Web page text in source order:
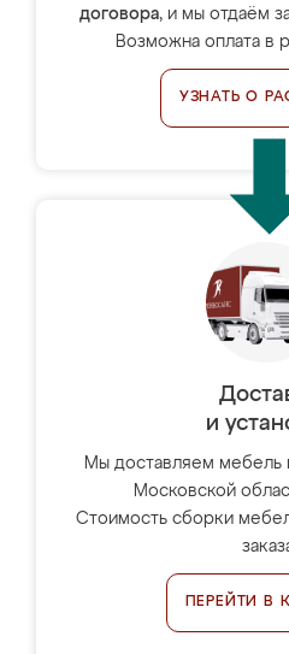
договора, и мы отдаём
Возможна оплата в
УЗНАТЬ О
и
Мы доставляем мебель
Московской
Стоимость сборки
ПЕРЕЙТИ В